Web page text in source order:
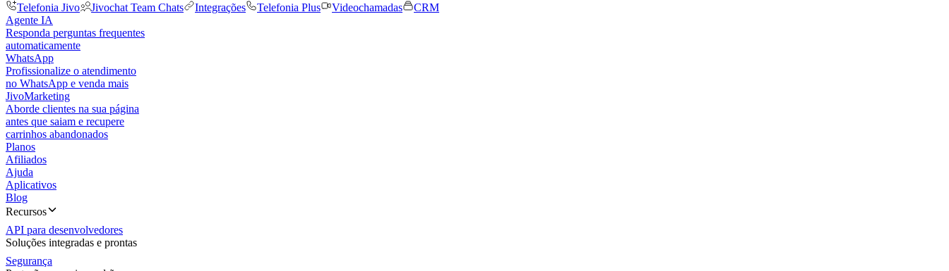
Telefonia Jivo
Jivochat Team Chats Integrações Telefonia Plus Videochamadas
CRM
Agente IA
Responda perguntas frequentes
automaticamente
WhatsApp
Profissionalize o atendimento
no WhatsApp e venda mais
JivoMarketing
Aborde clientes na sua página
antes que saiam e recupere
carrinhos abandonados
Planos
Afiliados
Ajuda
Aplicativos
Blog
Recursos
API para desenvolvedores
Soluções integradas e prontas
Segurança